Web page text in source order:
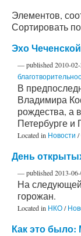
Элементов,
Сортировать по
Эхо
—published2010-
В
Владимира
рождества, а
Петербурге и
Located in Новости /
День
—published2013-
На следующей
горожан.
Located in НКО/
Как это было: